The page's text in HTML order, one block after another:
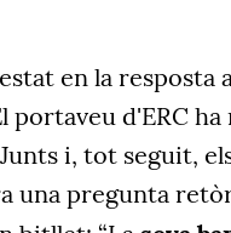
en la resposta
portaveu d'ERC
i, tot seguit,
una pregunta